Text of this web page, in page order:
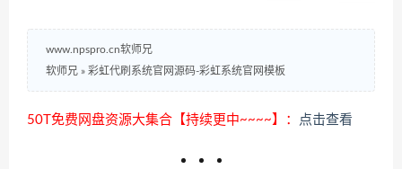
www.npspro.cn软师兄
软师兄 » 彩虹代刷系统官网源码-彩虹系统官网模板
50T免费网盘资源大集合【持续更中~~~~】： 点击查看